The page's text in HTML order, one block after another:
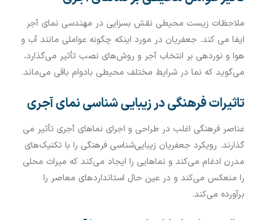
ملاحظات زیست محیطی نقش بسزایی در مهندسی نمای آجر
ایفا می کند. جعفریان در مورد اینکه چگونه عواملی مانند آب و
هوا و نوردهی بر انتخاب آجر و روش‌های نصب تأثیر می‌گذارد،
می‌گوید که نما در شرایط مختلف محیطی بادوام باقی می‌ماند.
تاثیرات فرهنگی در زیبایی شناسی نمای آجری
عناصر فرهنگی اغلب در طراحی و اجرای نماهای آجری تأثیر می
گذارند. رویکرد جعفریان زیبایی‌شناسی فرهنگی را با تکنیک‌های
مدرن ادغام می‌کند و نماهایی را ایجاد می‌کند که میراث محلی
را منعکس می‌کند و در عین حال استانداردهای معاصر را
برآورده می‌کند.